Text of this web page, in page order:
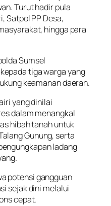
Turut hadir pula
Satpol PP Desa,
hingga para
Sumsel
tiga warga yang
keamanan daerah.
yang dinilai
dalam menangkal
hibah tanah untuk
Gunung, serta
ladang
potensi gangguan
sejak dini melalui
cepat.